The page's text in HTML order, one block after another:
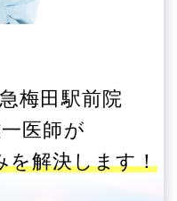
梅田駅前院
医師が
を解決します！